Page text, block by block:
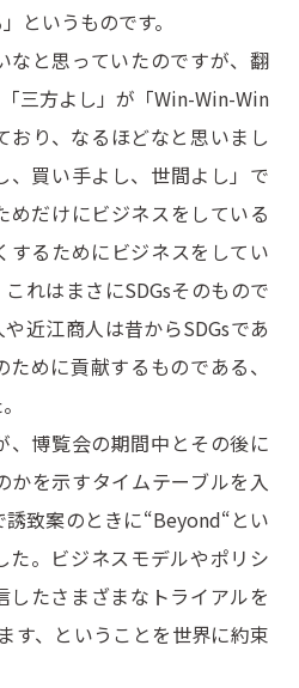
というものです。
と思っていたのですが、翻
三方よし」が「Win-Win-Win
り、なるほどなと思いまし
、買い手よし、世間よし」で
めだけにビジネスをしている
するためにビジネスをしてい
れはまさにSDGsそのもので
近江商人は昔からSDGsであ
めに貢献するものである、
博覧会の期間中とその後に
かを示すタイムテーブルを入
致案のときに“Beyond“とい
た。ビジネスモデルやポリシ
したさまざまなトライアルを
す、ということを世界に約束